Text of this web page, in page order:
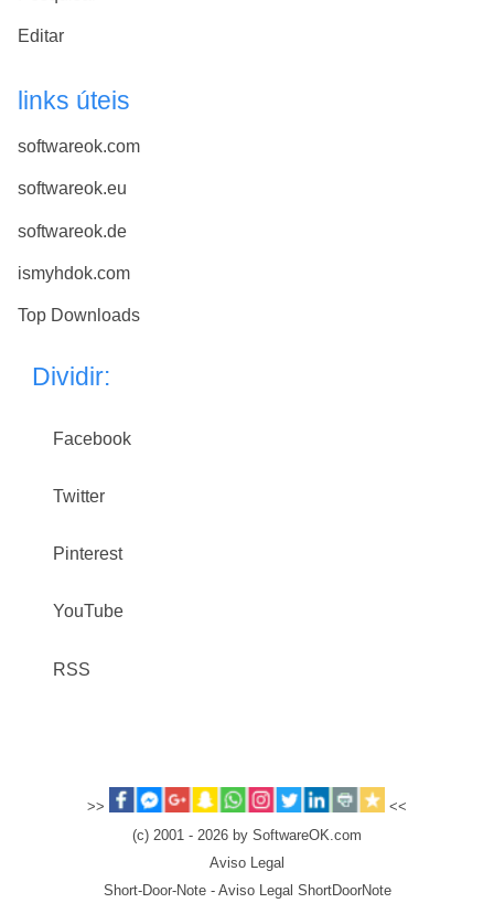
Editar
links úteis
softwareok.com
softwareok.eu
softwareok.de
ismyhdok.com
Top Downloads
Dividir:
Facebook
Twitter
Pinterest
YouTube
RSS
>>
<<
(c) 2001 - 2026 by SoftwareOK.com
Aviso Legal
Short-Door-Note - Aviso Legal ShortDoorNote